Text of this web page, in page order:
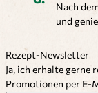
Nach
und
Rezept-Newsletter
Ja, ich erhalte gerne
Promotionen per E-